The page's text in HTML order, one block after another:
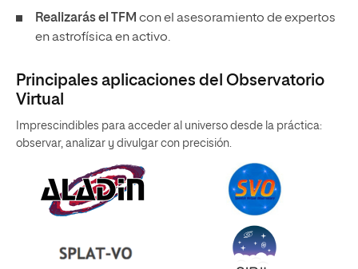
Realizarás el TFM con el asesoramiento de expertos
en astrofísica en activo.
Principales aplicaciones del Observatorio
Virtual
Imprescindibles para acceder al universo desde la práctica:
observar, analizar y divulgar con precisión.